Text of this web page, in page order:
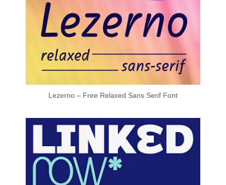
Lezerno – Free Relaxed Sans Serif Font